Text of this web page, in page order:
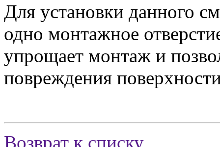
Для установки данного
одно монтажное
упрощает монтаж и
повреждения
Возврат к списку